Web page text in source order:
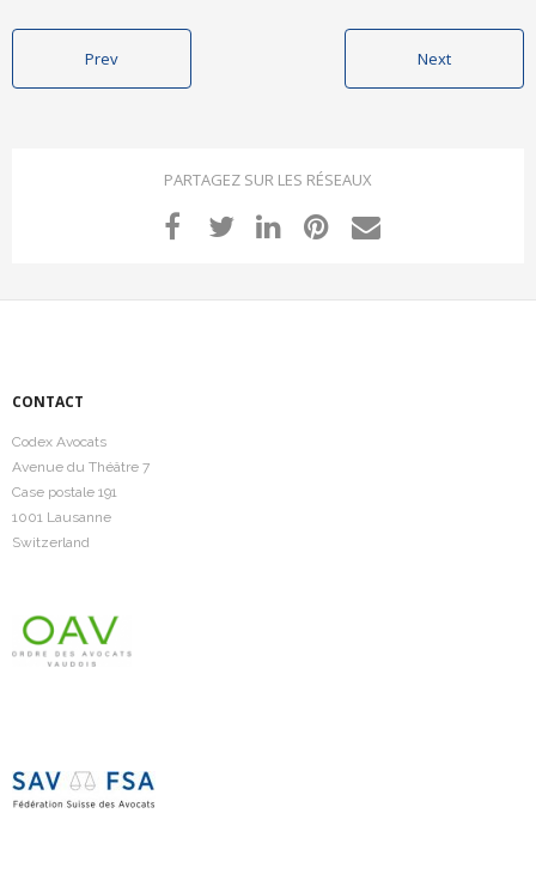
Prev Next
PARTAGEZ SUR LES RÉSEAUX
CONTACT
Codex Avocats
Avenue du Théâtre 7
Case postale 191
1001 Lausanne
Switzerland